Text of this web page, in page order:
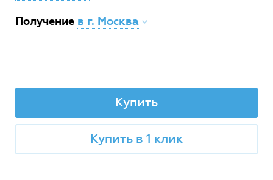
Получение в г. Москва
Купить
Купить в 1 клик